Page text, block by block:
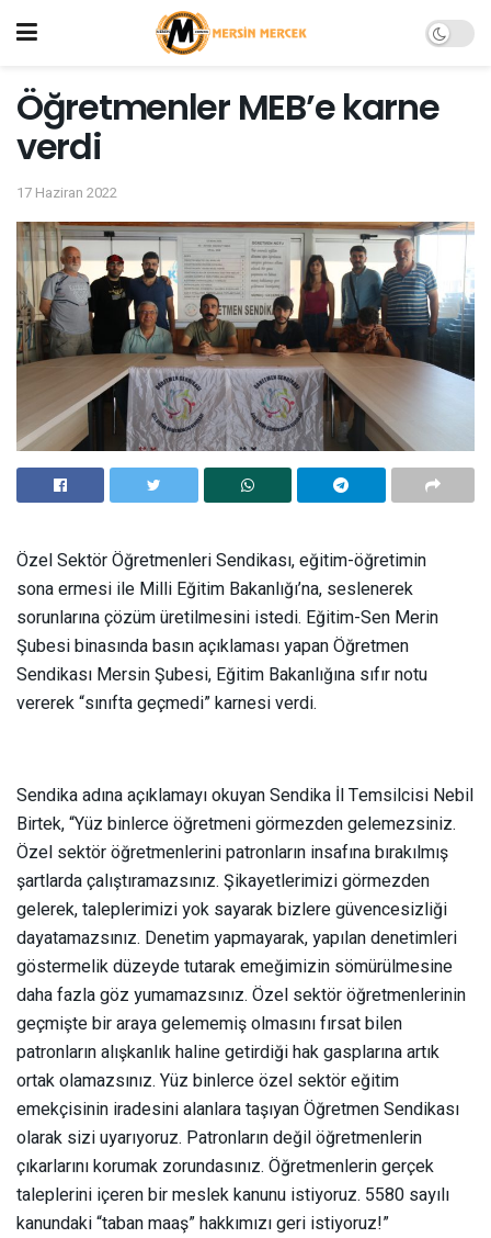
Öğretmenler MEB’e karne
verdi
17 Haziran 2022
Özel Sektör Öğretmenleri Sendikası, eğitim-öğretimin
sona ermesi ile Milli Eğitim Bakanlığı’na, seslenerek
sorunlarına çözüm üretilmesini istedi. Eğitim-Sen Merin
Şubesi binasında basın açıklaması yapan Öğretmen
Sendikası Mersin Şubesi, Eğitim Bakanlığına sıfır notu
vererek “sınıfta geçmedi” karnesi verdi.
Sendika adına açıklamayı okuyan Sendika İl Temsilcisi Nebil
Birtek, “Yüz binlerce öğretmeni görmezden gelemezsiniz.
Özel sektör öğretmenlerini patronların insafına bırakılmış
şartlarda çalıştıramazsınız. Şikayetlerimizi görmezden
gelerek, taleplerimizi yok sayarak bizlere güvencesizliği
dayatamazsınız. Denetim yapmayarak, yapılan denetimleri
göstermelik düzeyde tutarak emeğimizin sömürülmesine
daha fazla göz yumamazsınız. Özel sektör öğretmenlerinin
geçmişte bir araya gelememiş olmasını fırsat bilen
patronların alışkanlık haline getirdiği hak gasplarına artık
ortak olamazsınız. Yüz binlerce özel sektör eğitim
emekçisinin iradesini alanlara taşıyan Öğretmen Sendikası
olarak sizi uyarıyoruz. Patronların değil öğretmenlerin
çıkarlarını korumak zorundasınız. Öğretmenlerin gerçek
taleplerini içeren bir meslek kanunu istiyoruz. 5580 sayılı
kanundaki“taban maaş”hakkımızı geri istiyoruz!”